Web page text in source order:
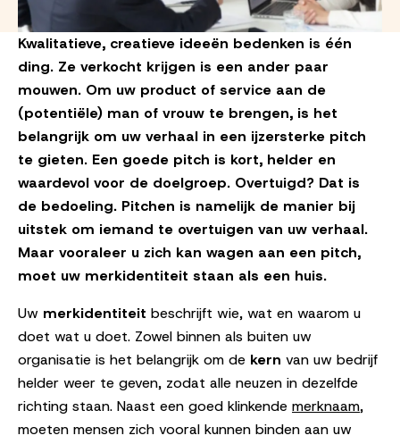
Kwalitatieve, creatieve ideeën bedenken is één
ding. Ze verkocht krijgen is een ander paar
mouwen. Om uw product of service aan de
(potentiële) man of vrouw te brengen, is het
belangrijk om uw verhaal in een ijzersterke pitch
te gieten. Een goede pitch is kort, helder en
waardevol voor de doelgroep. Overtuigd? Dat is
de bedoeling. Pitchen is namelijk de manier bij
uitstek om iemand te overtuigen van uw verhaal.
Maar vooraleer u zich kan wagen aan een pitch,
moet uw merkidentiteit staan als een huis.
Uw merkidentiteit beschrijft wie, wat en waarom u
doet wat u doet. Zowel binnen als buiten uw
organisatie is het belangrijk om de kern van uw bedrijf
helder weer te geven, zodat alle neuzen in dezelfde
richting staan. Naast een goed klinkende merknaam,
moeten mensen zich vooral kunnen binden aan uw